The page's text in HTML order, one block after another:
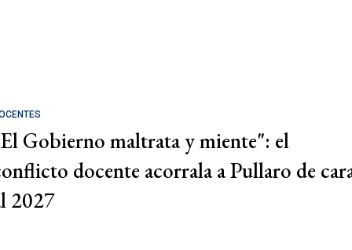
Gobierno maltrata y miente": el
docente acorrala a Pullaro de
2027